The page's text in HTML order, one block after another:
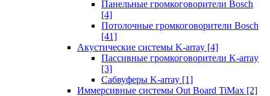
Панельные громкоговорители Bosch
[4]
Потолочные громкоговорители Bosch
[41]
Акустические системы K-array [4]
Пассивные громкоговорители K-array
[3]
Сабвуферы K-array [1]
Иммерсивные системы Out Board TiMax [2]